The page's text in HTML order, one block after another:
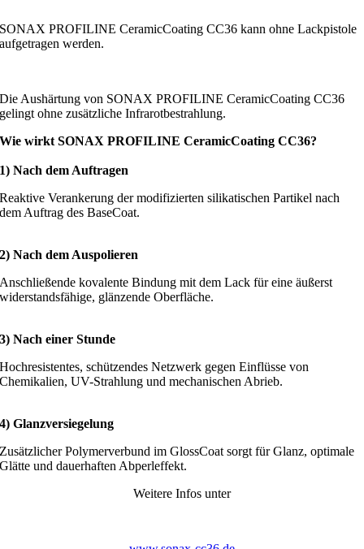
SONAX PROFILINE CeramicCoating CC36 kann ohne Lackpistole
aufgetragen werden.
Die Aushärtung von SONAX PROFILINE CeramicCoating CC36
gelingt ohne zusätzliche Infrarotbestrahlung.
Wie wirkt SONAX PROFILINE CeramicCoating CC36?
1) Nach dem Auftragen
Reaktive Verankerung der modifizierten silikatischen Partikel nach
dem Auftrag des BaseCoat.
2) Nach dem Auspolieren
Anschließende kovalente Bindung mit dem Lack für eine äußerst
widerstandsfähige, glänzende Oberfläche.
3) Nach einer Stunde
Hochresistentes, schützendes Netzwerk gegen Einflüsse von
Chemikalien, UV-Strahlung und mechanischen Abrieb.
4) Glanzversiegelung
Zusätzlicher Polymerverbund im GlossCoat sorgt für Glanz, optimale
Glätte und dauerhaften Abperleffekt.
Weitere Infos unter